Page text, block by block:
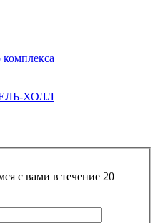
ХОЛЛ
с вами в течение 20